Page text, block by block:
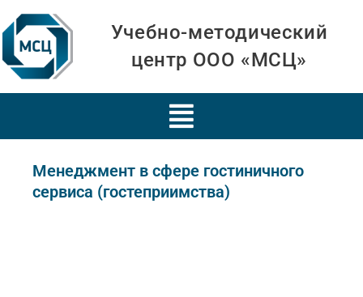
Учебно-методический
центр ООО «МСЦ»
Менеджмент в сфере гостиничного
сервиса (гостеприимства)